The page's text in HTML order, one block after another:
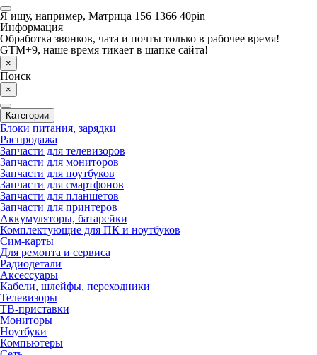
Я ищу, например, Матрица 156 1366 40pin
Информация
Обработка звонков, чата и почты только в рабочее время!
GTM+9, наше время тикает в шапке сайта!
×
Поиск
×
Категории
Блоки питания, зарядки
Распродажа
Запчасти для телевизоров
Запчасти для мониторов
Запчасти для ноутбуков
Запчасти для смартфонов
Запчасти для планшетов
Запчасти для принтеров
Аккумуляторы, батарейки
Комплектующие для ПК и ноутбуков
Сим-карты
Для ремонта и сервиса
Радиодетали
Аксессуары
Кабели, шлейфы, переходники
Телевизоры
ТВ-приставки
Мониторы
Ноутбуки
Компьютеры